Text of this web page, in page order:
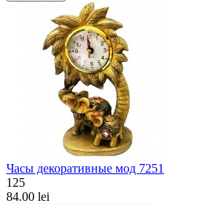
Часы декоративные мод 7251
125
84.00 lei